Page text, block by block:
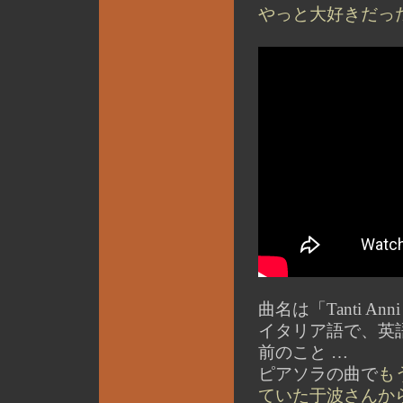
やっと大好きだっ
曲名は「Tanti
イタリア語で、英
前のこと …
ピアソラの曲でも
ていた于波さんか